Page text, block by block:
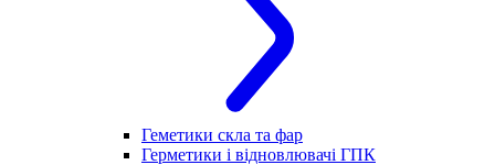
Геметики скла та фар
Герметики і відновлювачі ГПК